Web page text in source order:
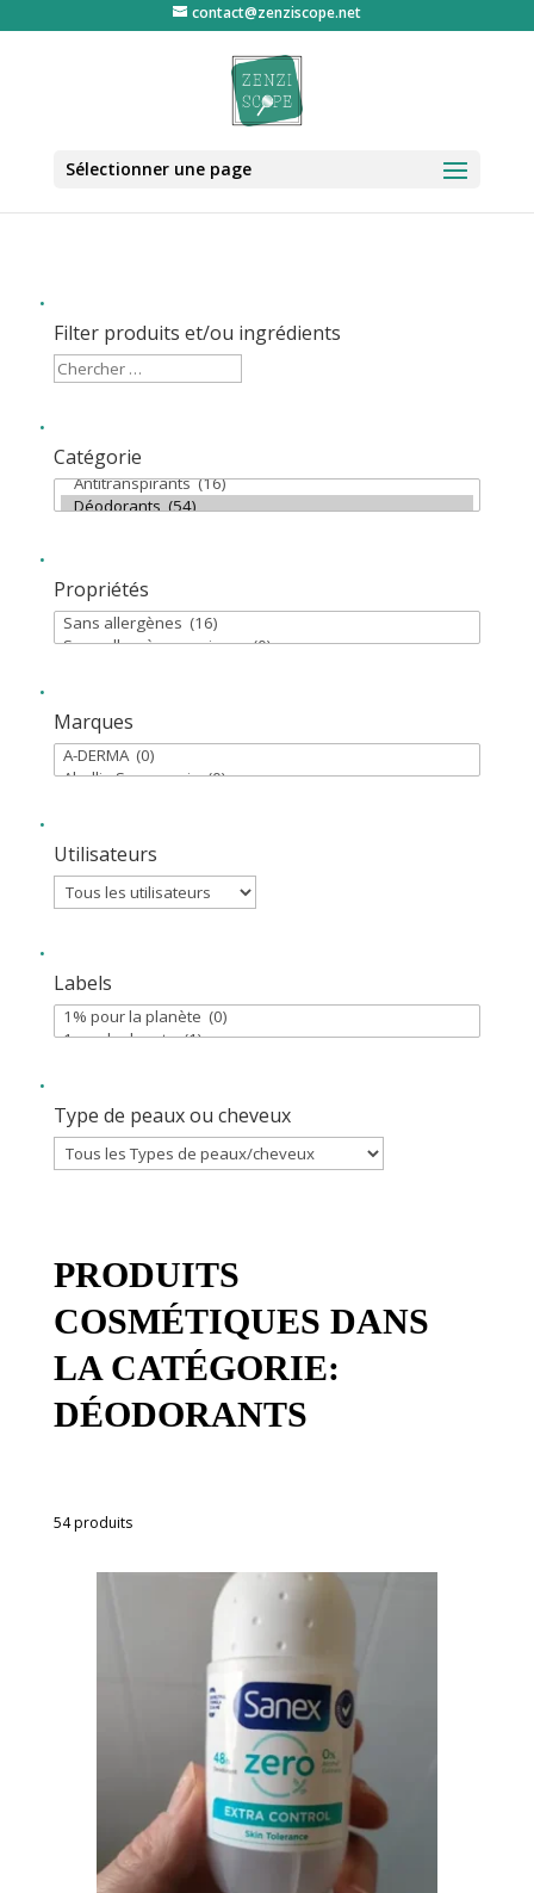
contact@zenziscope.net
Sélectionner une page
PRODUITS
COSMÉTIQUES DANS
LA CATÉGORIE:
DÉODORANTS
54 produits
Filter produits et/ou ingrédients
Catégorie
Propriétés
Marques
Utilisateurs
Labels
Type de peaux ou cheveux